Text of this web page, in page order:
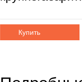
Купить